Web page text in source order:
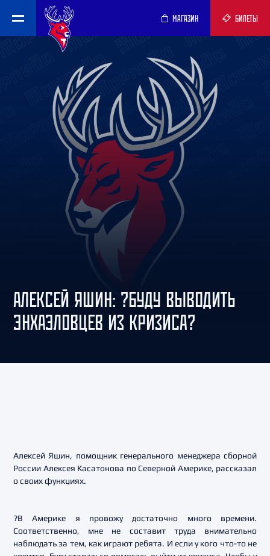
МАГАЗИН БИЛЕТЫ
АЛЕКСЕЙ ЯШИН: ?БУДУ ВЫВОДИТЬ
ЭНХАЭЛОВЦЕВ ИЗ КРИЗИСА?
Алексей Яшин, помощник генерального менеджера сборной
России Алексея Касатонова по Северной Америке, рассказал
о своих функциях.
?В Америке я провожу достаточно много времени.
Соответственно, мне не составит труда внимательно
наблюдать за тем, как играют ребята. И если у кого что-то не